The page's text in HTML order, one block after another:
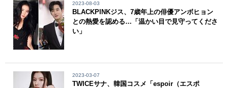
2023-08-03
BLACKPINKジス、7歳年上の俳優アンボヒョン
との熱愛を認める…「温かい目で見守ってくださ
い」
2023-03-07
TWICEサナ、韓国コスメ「espoir（エスポ